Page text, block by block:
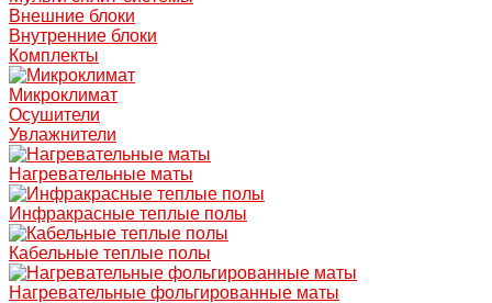
Внешние блоки
Внутренние блоки
Комплекты
Микроклимат
Осушители
Увлажнители
Нагревательные маты
Инфракрасные теплые полы
Кабельные теплые полы
Нагревательные фольгированные маты